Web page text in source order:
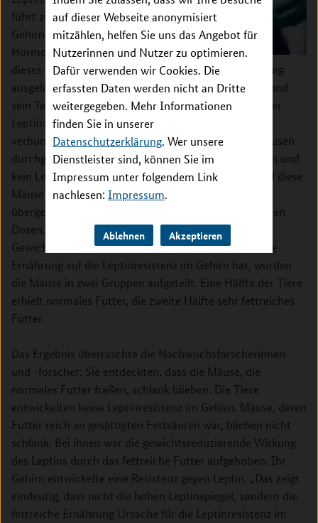
auf dieser Webseite anonymisiert
mitzählen, helfen Sie uns das Angebot für
Nutzerinnen und Nutzer zu optimieren.
Dafür verwenden wir Cookies. Die
erfassten Daten werden nicht an Dritte
weitergegeben. Mehr Informationen
finden Sie in unserer
Datenschutzerklärung. Wer unsere
Dienstleister sind, können Sie im
Impressum unter folgendem Link
nachlesen: Impressum.
Ablehnen Akzeptieren
führt zur Resistenz des
Gehirns gegenüber dem
Hormon. Vielmehr wird
dieses Phänomen durch eine sehr fettreiche Ernährung
ausgelöst. Um das herauszufinden, haben sich Tups und
sein Team eines Tricks bedient: „Normalerweise ist der
Leptinspiegel immer mit dem Fettgehalt des Körpers
verbunden. Deshalb haben wir unsere Studie mit Mäusen
durchgeführt, die von Natur aus eine Mutation tragen und
kein Leptin bilden“, erklärt Tups. Als Konsequenz sind diese
Mäuse extrem fettleibig. In der Studie erhielten die
übergewichtigen Mäuse zehn Tage lang Leptin in hohen
Dosen. Daraufhin verloren die Tiere dramatisch an
Gewicht. Um dann zu verstehen, welchen Einfluss die
Ernährung auf die Leptinresistenz im Gehirn hat, wurden
die Mäuse in zwei Gruppen aufgeteilt. Eine Hälfte der Tiere
erhielt normales Futter, die zweite Hälfte sehr fettreiches
Futter.
Das Ergebnis überraschte die Nachwuchsforscherinnen
und -forscher: Sie entdeckten, dass die Mäuse, die
normales Futter fraßen, schlank blieben. Die Tiere
entwickelten keine Leptinresistenz im Gehirn. Mäuse, deren
Futter reich an gesättigten Fettsäuren war, blieben nicht
schlank. Bei ihnen war die gewichtsreduzierende Wirkung
des Leptins durch das fettreiche Futter aufgehoben. Ihr
Gehirn entwickelte eine Resistenz gegen Leptin. „Das zeigt
eindeutig, dass nicht die hohen Leptinspiegel, sondern die
fettreiche Ernährung Ursache für die Leptinresistenz im